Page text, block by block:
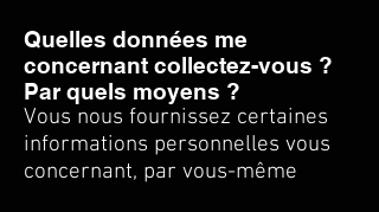
Quelles données me
concernant collectez-vous ?
Par quels moyens ?
Vous nous fournissez certaines
informations personnelles vous
concernant, par vous-même